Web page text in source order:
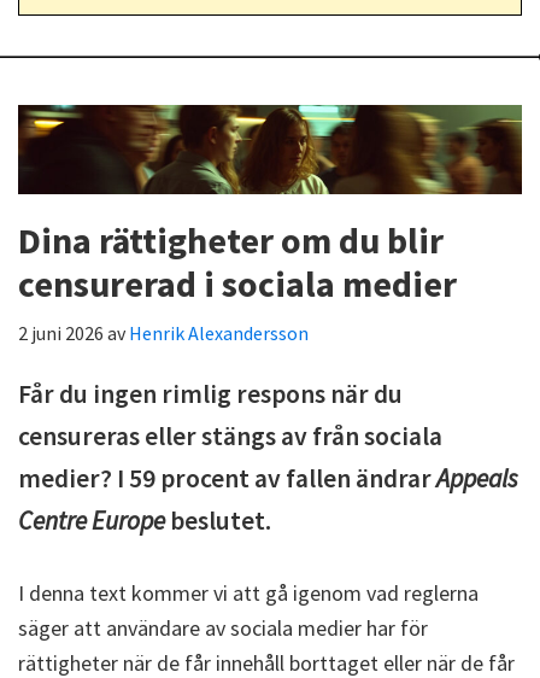
Dina rättigheter om du blir
censurerad i sociala medier
2 juni 2026 avHenrik Alexandersson
Får du ingen rimlig respons när du
censureras eller stängs av från sociala
medier? I 59 procent av fallen ändrarAppeals
Centre Europe beslutet.
I denna text kommer vi att gå igenom vad reglerna
säger att användare av sociala medier har för
rättigheter när de får innehåll borttaget eller när de får